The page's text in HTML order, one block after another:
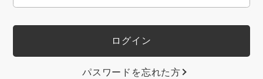
パスワードを忘れた方